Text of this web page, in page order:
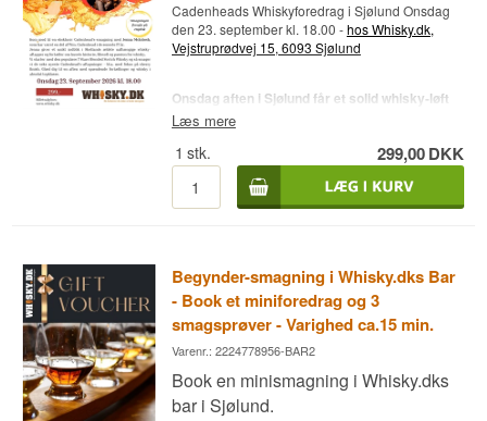
Cadenheads Whiskyforedrag i Sjølund Onsdag
den 23. september kl. 18.00 -hos Whisky.dk,
Vejstruprødvej 15, 6093 Sjølund
Onsdag aften i Sjølund får et solid whisky‑løft
🥃🔥
Onsdag den 23. september kl. 18.00 åbner
Whisky.dk dørene for et helt særligt Cadenhead’s
whiskyforedrag – og vi får besøg direkte fra
Skotland. Jenna og Sofia fra Cadenhead’s tager
Vi smager os igennem seks unikke aftapninger:
fra den ikoniske7 Stars Blended Scotch
Speyside‑klassikere og friske sherryfinishes, der
viser præcis hvorfor Cadenhead’s er Skotlands
ældste uafhængige aftapper.
Det bliver en aften fyldt med historier, håndværk,
smag og masser af hygge – og ja, der er
Læs mere
1 stk. 299,00DKK
Begynder-smagning i Whisky.dks Bar
- Book et miniforedrag og 3
smagsprøver - Varighed ca.15 min.
Varenr.: 2224778956-BAR2
Book en minismagning i Whisky.dks
bar i Sjølund.